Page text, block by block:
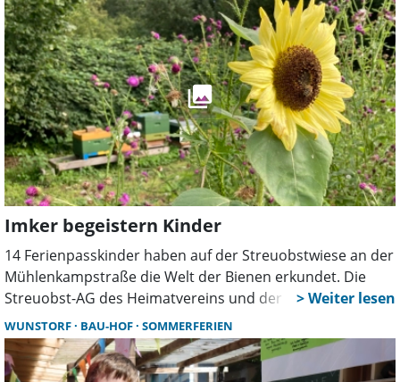
Imker begeistern Kinder
14 Ferienpasskinder haben auf der Streuobstwiese an der
Mühlenkampstraße die Welt der Bienen erkundet. Die
Streuobst-AG des Heimatvereins und der Imkerverein
Wunstorf boten spannende Einblicke in das Leben der
Honigbienen, praktische Anschauungsobjekte und eine
Honigverkostung.
WUNSTORF BAU-HOF SOMMERFERIEN